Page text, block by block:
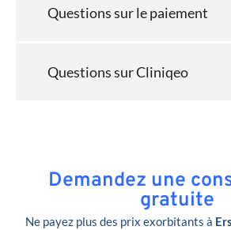
Questions sur le paiement
Questions sur Cliniqeo
Demandez une
gratuite
Ne payez plus des prix exorbitants à